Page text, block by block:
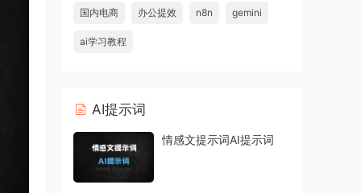
国内电商 办公提效 n8n gemini
ai学习教程
AI提示词
情感文提示词AI提示词